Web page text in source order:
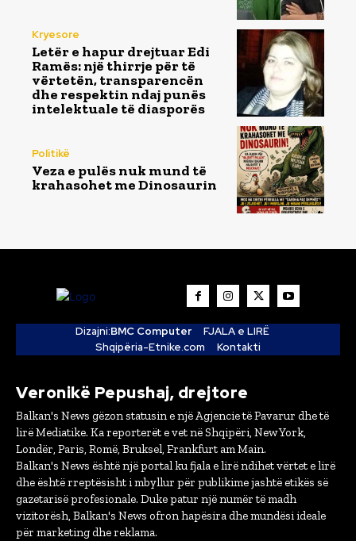
Kryesore
Letër e hapur drejtuar Edi
Ramës: një thirrje për të
vërtetën, transparencën
dhe respektin ndaj punës
intelektuale të diasporës
Politikë
Veza e pulës nuk mund të
krahasohet me Dinosaurin
Dizajni:BMC Computer
FJALA e LIRË
Shqipëria-Etnike.com
Kontakti
Veronikë Pepushaj, drejtore
Balkan's News gëzon statusin e një Agjencie të Pavarur dhe të
lirë Mediatike. Ka reporterët e vet në Shqipëri, New York,
Londër, Paris, Romë, Bruksel, Frankfurt am Main.
Balkan's News është një portal ku fjala e lirë ndihet vërtet e lirë
dhe është rreptësisht i mbyllur për publikime jashtë etikës së
gazetarisë profesionale. Duke patur një numër të madh
vizitorësh, Balkan's News ofron hapësira dhe mundësi ideale
për marketing dhe reklama.